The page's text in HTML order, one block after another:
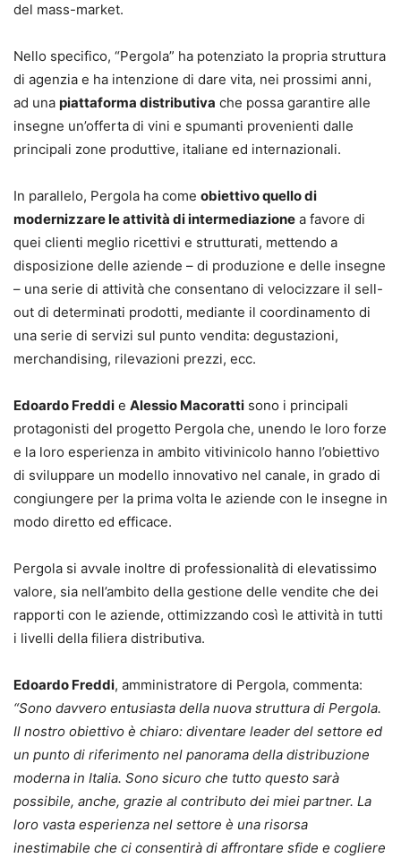
del mass-market.
Nello specifico, “Pergola” ha potenziato la propria struttura
di agenzia e ha intenzione di dare vita, nei prossimi anni,
ad una piattaforma distributiva che possa garantire alle
insegne un’offerta di vini e spumanti provenienti dalle
principali zone produttive, italiane ed internazionali.
In parallelo, Pergola ha come obiettivo quello di
modernizzare le attività di intermediazione a favore di
quei clienti meglio ricettivi e strutturati, mettendo a
disposizione delle aziende – di produzione e delle insegne
– una serie di attività che consentano di velocizzare il sell-
out di determinati prodotti, mediante il coordinamento di
una serie di servizi sul punto vendita: degustazioni,
merchandising, rilevazioni prezzi, ecc.
Edoardo Freddi e Alessio Macoratti sono i principali
protagonisti del progetto Pergola che, unendo le loro forze
e la loro esperienza in ambito vitivinicolo hanno l’obiettivo
di sviluppare un modello innovativo nel canale, in grado di
congiungere per la prima volta le aziende con le insegne in
modo diretto ed efficace.
Pergola si avvale inoltre di professionalità di elevatissimo
valore, sia nell’ambito della gestione delle vendite che dei
rapporti con le aziende, ottimizzando così le attività in tutti
i livelli della filiera distributiva.
Edoardo Freddi, amministratore di Pergola, commenta:
“Sono davvero entusiasta della nuova struttura di Pergola.
Il nostro obiettivo è chiaro: diventare leader del settore ed
un punto di riferimento nel panorama della distribuzione
moderna in Italia. Sono sicuro che tutto questo sarà
possibile, anche, grazie al contributo dei miei partner. La
loro vasta esperienza nel settore è una risorsa
inestimabile che ci consentirà di affrontare sfide e cogliere